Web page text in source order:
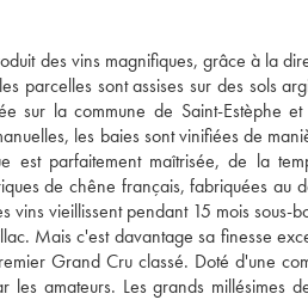
des vins magnifiques, grâce à la
parcelles sont assises sur des sols
sur la commune de Saint-Estèphe
les baies sont vinifiées de
parfaitement maîtrisée, de la
de chêne français, fabriquées au
vieillissent pendant 15 mois sous-
Mais c'est davantage sa finesse
Grand Cru classé. Doté d'une
amateurs. Les grands millésimes